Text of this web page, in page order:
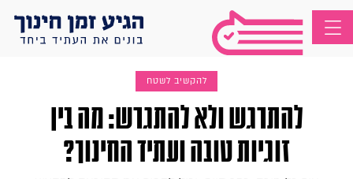
להקשיב לשטח
להתרגש ולא להתגרש: מה בין
זוגיות טובה ועתיד החינוך?